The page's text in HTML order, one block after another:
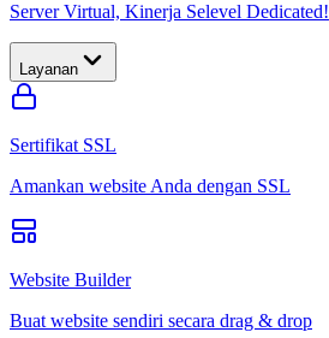
Server Virtual, Kinerja Selevel Dedicated!
Layanan
Sertifikat SSL
Amankan website Anda dengan SSL
Website Builder
Buat website sendiri secara drag & drop